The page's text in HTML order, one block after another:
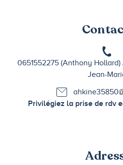
0651552275 (Anthony
Jean-
Privilégiez la prise de rdv